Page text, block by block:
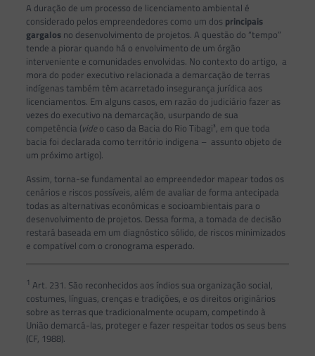
A duração de um processo de licenciamento ambiental é
considerado pelos empreendedores como um dos principais
gargalosno desenvolvimento de projetos. A questão do “tempo”
tende a piorar quando há o envolvimento de um órgão
interveniente e comunidades envolvidas. No contexto do artigo, a
mora do poder executivo relacionada a demarcação de terras
indígenas também têm acarretado insegurança jurídica aos
licenciamentos. Em alguns casos, em razão do judiciário fazer as
vezes do executivo na demarcação, usurpando de sua
competência (video caso da Bacia do Rio Tibagi³, em que toda
bacia foi declarada como território indigena – assunto objeto de
um próximo artigo).
Assim, torna-se fundamental ao empreendedor mapear todos os
cenários e riscos possíveis, além de avaliar de forma antecipada
todas as alternativas econômicas e socioambientais para o
desenvolvimento de projetos. Dessa forma, a tomada de decisão
restará baseada em um diagnóstico sólido, de riscos minimizados
e compatível com o cronograma esperado.
1 Art. 231. São reconhecidos aos índios sua organização social,
costumes, línguas, crenças e tradições, e os direitos originários
sobre as terras que tradicionalmente ocupam, competindo à
União demarcá-las, proteger e fazer respeitar todos os seus bens
(CF, 1988).